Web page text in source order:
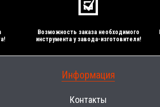
Возможность заказа необходимого
инструмента у завода-изготовителя!
Информация
Контакты